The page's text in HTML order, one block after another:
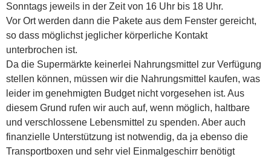
Sonntags jeweils in der Zeit von 16 Uhr bis 18 Uhr.
Vor Ort werden dann die Pakete aus dem Fenster gereicht,
so dass möglichst jeglicher körperliche Kontakt
unterbrochen ist.
Da die Supermärkte keinerlei Nahrungsmittel zur Verfügung
stellen können, müssen wir die Nahrungsmittel kaufen, was
leider im genehmigten Budget nicht vorgesehen ist. Aus
diesem Grund rufen wir auch auf, wenn möglich, haltbare
und verschlossene Lebensmittel zu spenden. Aber auch
finanzielle Unterstützung ist notwendig, da ja ebenso die
Transportboxen und sehr viel Einmalgeschirr benötigt